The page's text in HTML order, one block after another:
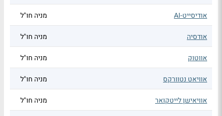
אודיסייט-AI מניה חו"ל
אודסיה מניה חו"ל
אווטוק מניה חו"ל
אוויאט נטוורקס מניה חו"ל
אוויאישן לייטקואר מניה חו"ל